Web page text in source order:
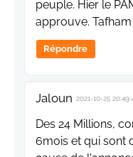
peuple. Hier le
approuve. Tafham
Répondre
Jaloun 2021-10-25
Des 24 Millions,
6mois et qui sont